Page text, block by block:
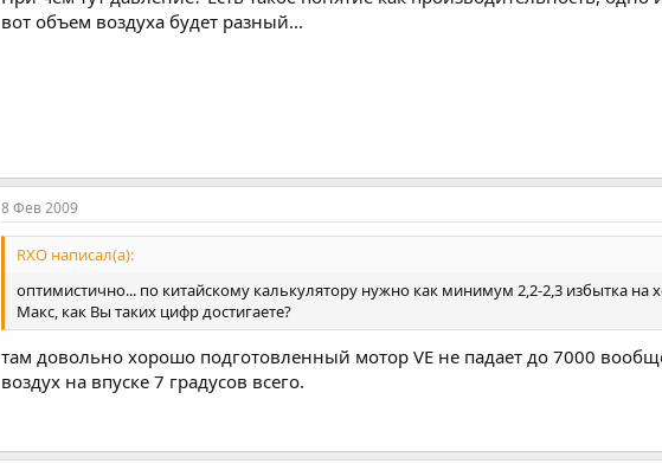
вот объем воздуха будет разный...
8 Фев 2009
RXO написал(а):
оптимистично... по китайскому калькулятору нужно как минимум 2,2-2,3 избытка
Макс, как Вы таких цифр достигаете?
там довольно хорошо подготовленный мотор VE не падает до 7000
воздух на впуске 7 градусов всего.